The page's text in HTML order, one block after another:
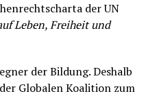
der UN
Leben, Freiheit und
der Bildung. Deshalb
Globalen Koalition zum